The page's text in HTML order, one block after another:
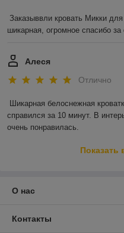
Заказыввли кровать Микки
шикарная, огромное спасибо за
Алеся
Отлично
Шикарная белоснежная
справился за 10 минут. В
очень понравилась.
Показать
О нас
Контакты